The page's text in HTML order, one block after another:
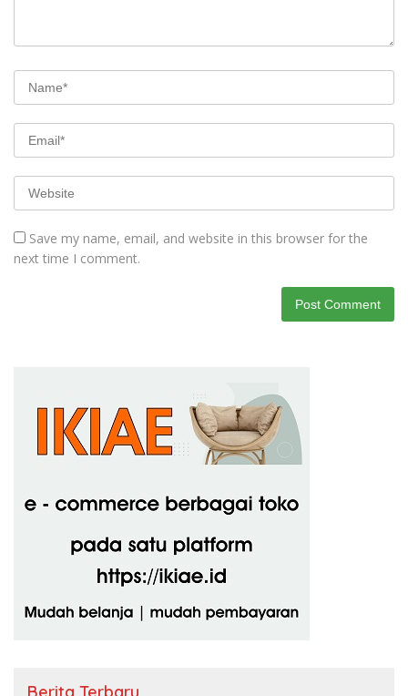
Save my name, email, and website in this browser for the
next time I comment.
Berita Terbaru